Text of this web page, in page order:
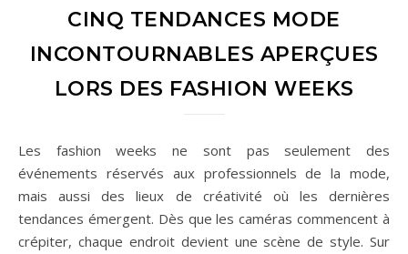
CINQ TENDANCES MODE
INCONTOURNABLES APERÇUES
LORS DES FASHION WEEKS
Les fashion weeks ne sont pas seulement des
événements réservés aux professionnels de la mode,
mais aussi des lieux de créativité où les dernières
tendances émergent. Dès que les caméras commencent à
crépiter, chaque endroit devient une scène de style. Sur